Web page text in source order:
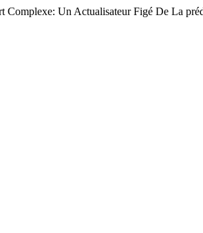
Complexe: Un Actualisateur Figé De La